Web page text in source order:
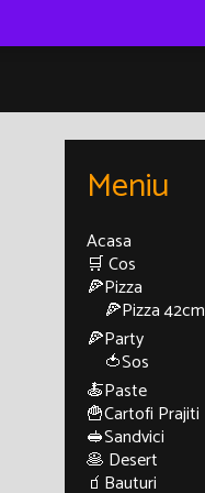
Meniu
Acasa
🛒 Cos
🍕Pizza
🍕Pizza 42cm
🍕Party
🍅Sos
🍝Paste
🍟Cartofi Prajiti
🥪Sandvici
🥞 Desert
🧃Bauturi